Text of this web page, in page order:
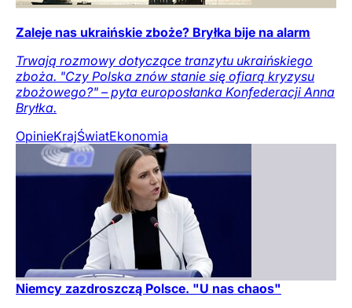
Zaleje nas ukraińskie zboże? Bryłka bije na alarm
Trwają rozmowy dotyczące tranzytu ukraińskiego
zboża. "Czy Polska znów stanie się ofiarą kryzysu
zbożowego?" – pyta europosłanka Konfederacji Anna
Bryłka.
OpinieKrajŚwiatEkonomia
Niemcy zazdroszczą Polsce. "U nas chaos"